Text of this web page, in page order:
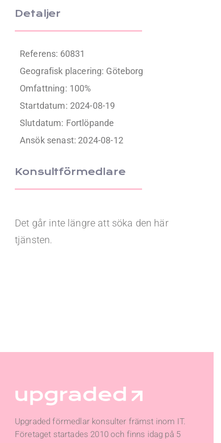
Detaljer
Referens: 60831
Geografisk placering: Göteborg
Omfattning: 100%
Startdatum: 2024-08-19
Slutdatum: Fortlöpande
Ansök senast: 2024-08-12
Konsultförmedlare
Det går inte längre att söka den här
tjänsten.
Upgraded förmedlar konsulter främst inom IT.
Företaget startades 2010 och finns idag på 5